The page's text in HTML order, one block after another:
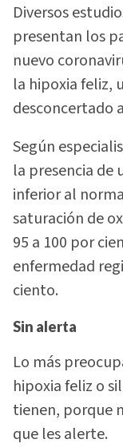
Diversos
presentan los
nuevo
la hipoxia feliz,
desconcertado
Según
la presencia de
inferior al
saturación de
95 a 100 por
enfermedad
ciento.
Sin alerta
Lo más
hipoxia feliz o
tienen, porque
que les alerte.